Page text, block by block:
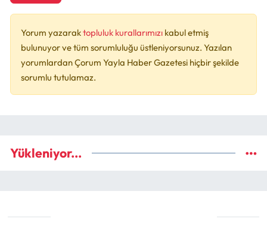
Yorum yazaraktopluluk kurallarımızı kabul etmiş
bulunuyor ve tüm sorumluluğu üstleniyorsunuz. Yazılan
yorumlardan Çorum Yayla Haber Gazetesi hiçbir şekilde
sorumlu tutulamaz.
Yükleniyor...